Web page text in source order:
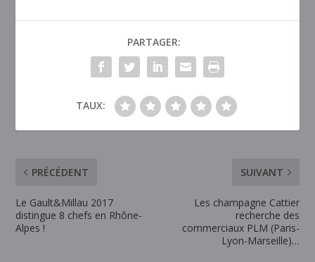
PARTAGER:
TAUX:
PRÉCÉDENT
Le Gault&Millau 2017
distingue 8 chefs en Rhône-
Alpes !
SUIVANT
Les champagne Cattier
recherche des
commerciaux PLM (Paris-
Lyon-Marseille)…